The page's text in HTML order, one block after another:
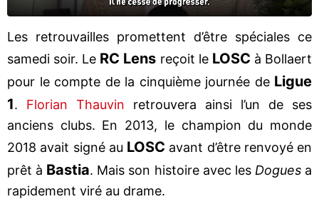
Les retrouvailles promettent d’être spéciales ce
samedi soir. Le RC Lens reçoit le LOSC à Bollaert
pour le compte de la cinquième journée de Ligue
1. Florian Thauvin retrouvera ainsi l’un de ses
anciens clubs. En 2013, le champion du monde
2018 avait signé au LOSC avant d’être renvoyé en
prêt à Bastia. Mais son histoire avec les Doguesa
rapidement viré au drame.